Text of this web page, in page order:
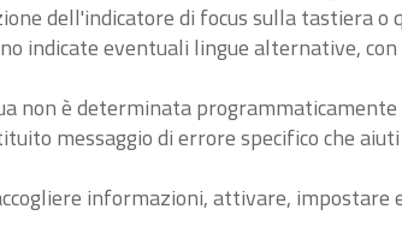
dell'indicatore di focus sulla tastiera
indicate eventuali lingue alternative,
non è determinata programmaticamente
messaggio di errore specifico che
informazioni, attivare,